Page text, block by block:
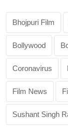
Bhojpuri Film
Bollywood
Coronavirus
Film News
Sushant Singh